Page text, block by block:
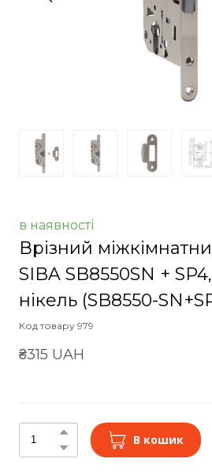
в наявності
Врізний
SIBA SB8550SN +
нікель (SB8550-
Код товару 979
₴315 UAH
В кошик